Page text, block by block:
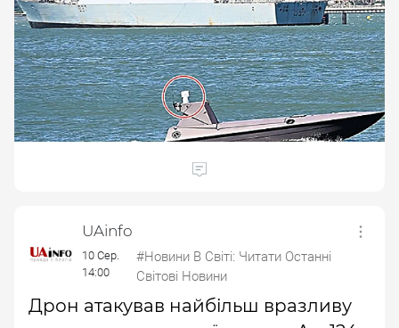
UAinfo
10 Сер.
14:00
#Новини В Світі: Читати Останні
Світові Новини
Дрон атакував найбільш вразливу